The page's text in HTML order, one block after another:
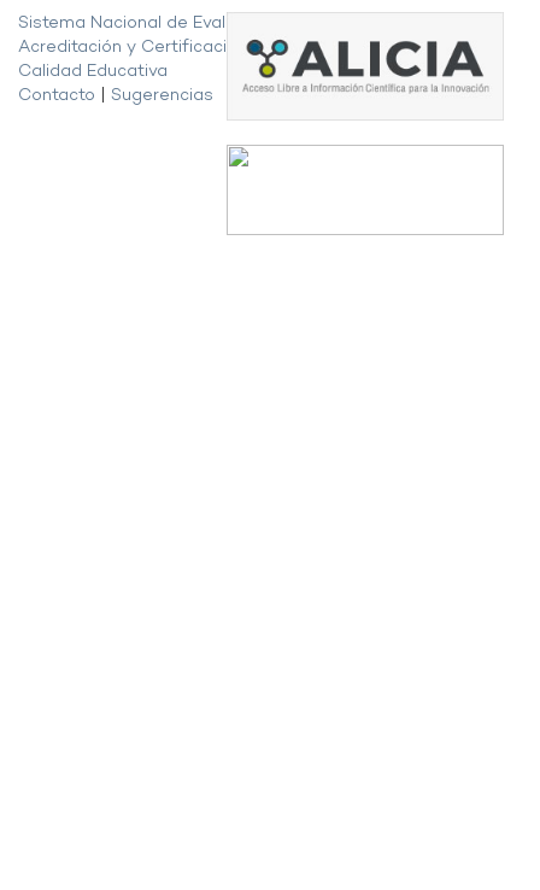
Sistema Nacional de Evaluación,
Acreditación y Certificación de la
Calidad Educativa
Contacto
Sugerencias